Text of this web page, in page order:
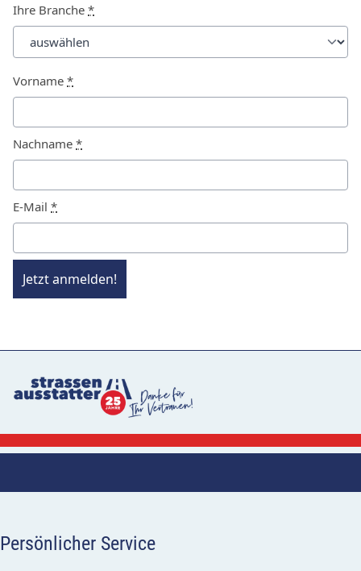
Ihre Branche *
Vorname *
Nachname *
E-Mail *
Jetzt anmelden!
Persönlicher Service